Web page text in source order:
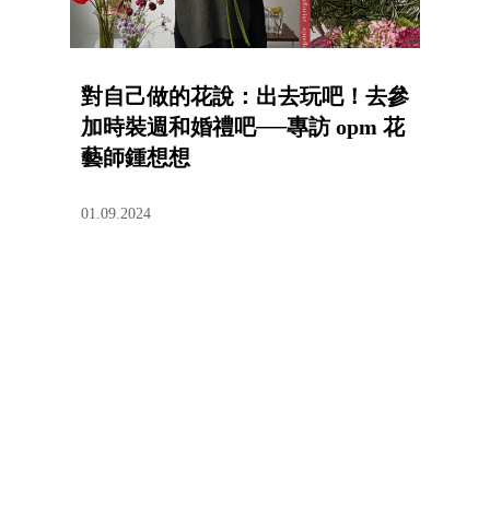
對自己做的花說：出去玩吧！去參
加時裝週和婚禮吧──專訪 opm 花
藝師鍾想想
01.09.2024